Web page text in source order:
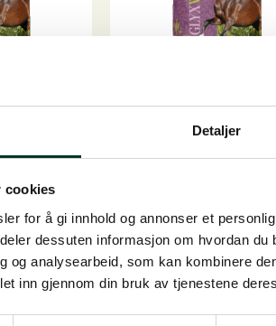
Detaljer
cookies
for å gi innhold og annonser et
dessuten informasjon om hvordan
og analysearbeid, som kan kombinere
inn gjennom din bruk av tjenestene
15 kg
Legg i
Gress og Urter med stor
GlyxWiese Senior
555,00
NOK
GlyxWiese
Senior
Fiber,
kg
Legg i